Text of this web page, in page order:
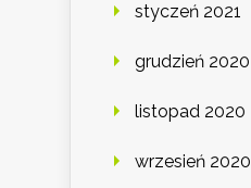
styczeń 2021
grudzień 2020
listopad 2020
wrzesień 2020